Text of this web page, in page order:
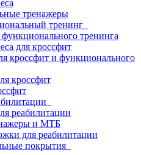
тренажеры
тренинг
тренинга
для кроссфит
кроссфит и функционального
кроссфит
реабилитации
и МТБ
для реабилитации
покрытия